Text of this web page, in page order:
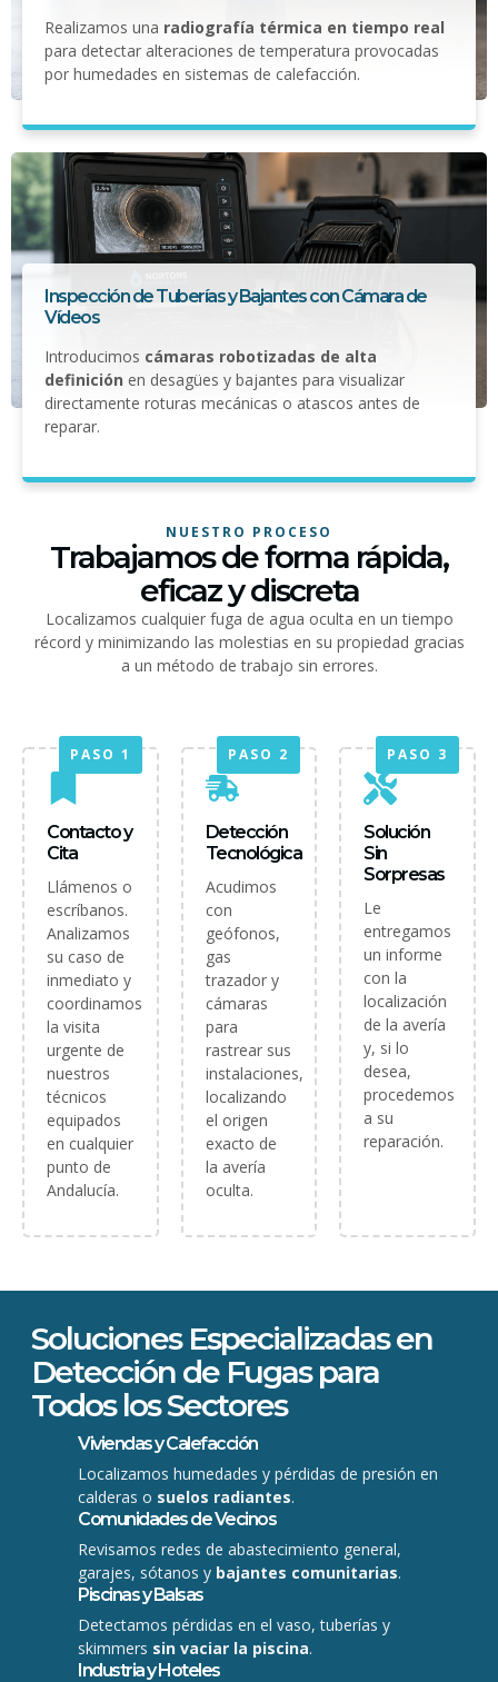
Realizamos una radiografía térmica en tiempo real
para detectar alteraciones de temperatura provocadas
por humedades en sistemas de calefacción.
Inspección de Tuberías y Bajantes con Cámara de
Vídeos
Introducimos cámaras robotizadas de alta
definición en desagües y bajantes para visualizar
directamente roturas mecánicas o atascos antes de
reparar.
NUESTRO PROCESO
Trabajamos de forma rápida,
eficaz y discreta
Localizamos cualquier fuga de agua oculta en un tiempo
récord y minimizando las molestias en su propiedad gracias
a un método de trabajo sin errores.
PASO 1
Contacto y
Cita
Llámenos o
escríbanos.
Analizamos
su caso de
inmediato y
coordinamos
la visita
urgente de
nuestros
técnicos
equipados
en cualquier
punto de
Andalucía.
PASO 2
Detección
Tecnológica
Acudimos
con
geófonos,
gas
trazador y
cámaras
para
rastrear sus
instalaciones,
localizando
el origen
exacto de
la avería
oculta.
PASO 3
Solución
Sin
Sorpresas
Le
entregamos
un informe
con la
localización
de la avería
y, si lo
desea,
procedemos
a su
reparación.
Soluciones Especializadas en
Detección de Fugas para
Todos los Sectores
Viviendas y Calefacción
Localizamos humedades y pérdidas de presión en
calderas o suelos radiantes.
Comunidades de Vecinos
Revisamos redes de abastecimiento general,
garajes, sótanos y bajantes comunitarias.
Piscinas y Balsas
Detectamos pérdidas en el vaso, tuberías y
skimmers sin vaciar la piscina.
Industria y Hoteles